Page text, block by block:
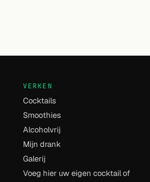
VERKEN
Cocktails
Smoothies
Alcoholvrij
Mijn drank
Galerij
Voeg hier uw eigen cocktail of